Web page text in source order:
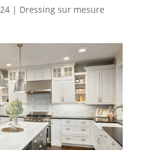
| Dressing sur mesure